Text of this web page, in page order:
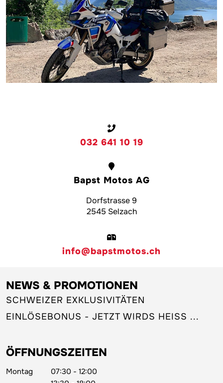
032 641 10 19
Bapst Motos AG
Dorfstrasse 9
2545 Selzach
info@bapstmotos.ch
NEWS & PROMOTIONEN
SCHWEIZER EXKLUSIVITÄTEN
EINLÖSEBONUS - JETZT WIRDS HEISS ...
ÖFFNUNGSZEITEN
Montag
07:30 - 12:00